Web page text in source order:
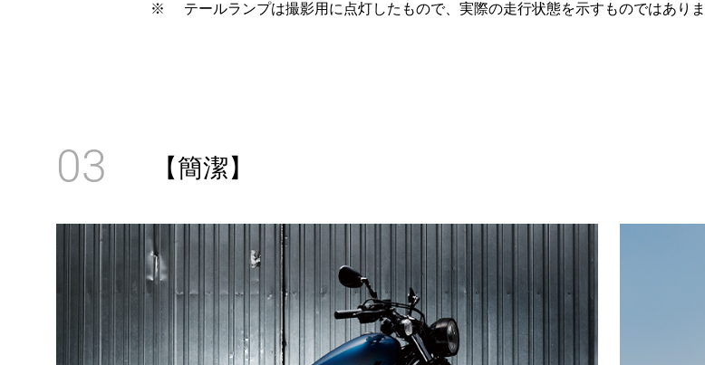
※
テールランプは撮影用に点灯したもので、実際の走行状態を示すものではありま
03 【簡潔】